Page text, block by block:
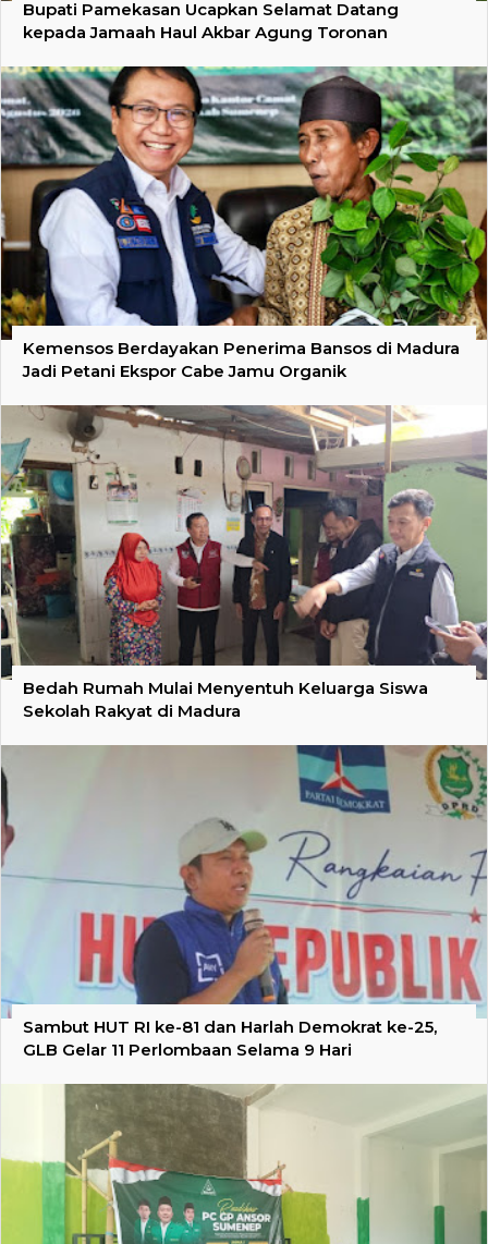
Bupati Pamekasan Ucapkan Selamat Datang
kepada Jamaah Haul Akbar Agung Toronan
Kemensos Berdayakan Penerima Bansos di Madura
Jadi Petani Ekspor Cabe Jamu Organik
Bedah Rumah Mulai Menyentuh Keluarga Siswa
Sekolah Rakyat di Madura
Sambut HUT RI ke-81 dan Harlah Demokrat ke-25,
GLB Gelar 11 Perlombaan Selama 9 Hari